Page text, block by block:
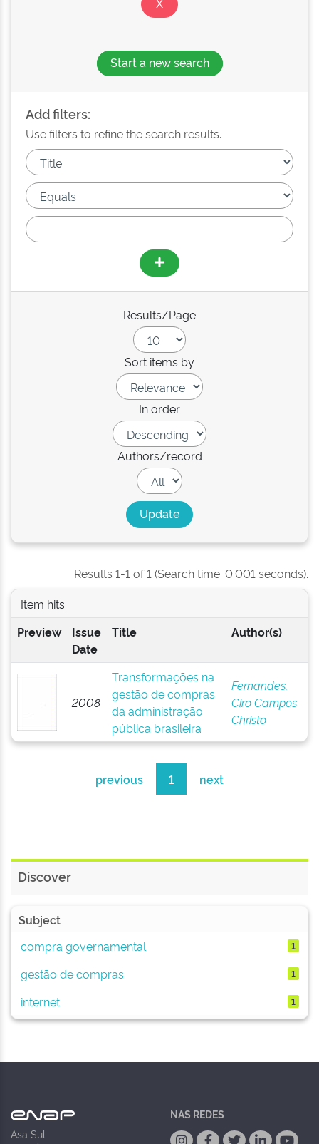
Start a new search
Add filters:
Use filters to refine the search results.
Results/Page
Sort items by
In order
Authors/record
Results 1-1 of 1 (Search time: 0.001 seconds).
Item hits:
Preview
Issue
Date
Title Author(s)
2008
Transformações na
gestão de compras
da administração
pública brasileira
Fernandes,
Ciro Campos
Christo
previous 1 next
Discover
Subject
compra governamental
1
gestão de compras 1
internet 1
Asa Sul
NAS REDES